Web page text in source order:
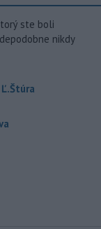
ste boli
nikdy